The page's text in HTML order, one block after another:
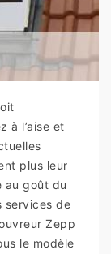
à l’aise et
plus leur
au goût du
services de
Zepp
le modèle